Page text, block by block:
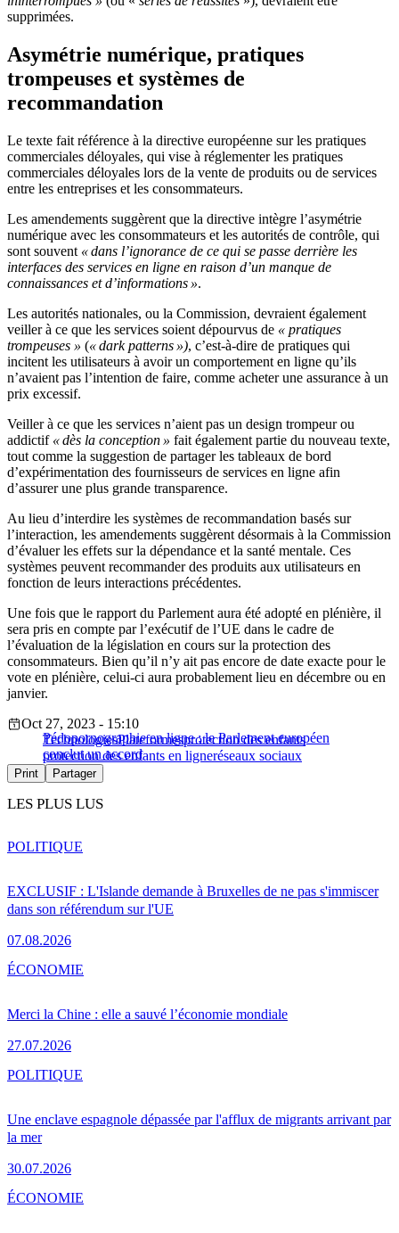
supprimées.
Asymétrie numérique, pratiques
trompeuses et systèmes de
recommandation
Le texte fait référence à la directive européenne sur les pratiques
commerciales déloyales, qui vise à réglementer les pratiques
commerciales déloyales lors de la vente de produits ou de services
entre les entreprises et les consommateurs.
Les amendements suggèrent que la directive intègre l’asymétrie
numérique avec les consommateurs et les autorités de contrôle, qui
sont souvent « dans l’ignorance de ce qui se passe derrière les
interfaces des services en ligne en raison d’un manque de
connaissances et d’informations ».
Les autorités nationales, ou la Commission, devraient également
veiller à ce que les services soient dépourvus de « pratiques
trompeuses » (« dark patterns »), c’est-à-dire de pratiques qui
incitent les utilisateurs à avoir un comportement en ligne qu’ils
n’avaient pas l’intention de faire, comme acheter une assurance à un
prix excessif.
Veiller à ce que les services n’aient pas un design trompeur ou
addictif « dès la conception » fait également partie du nouveau texte,
tout comme la suggestion de partager les tableaux de bord
d’expérimentation des fournisseurs de services en ligne afin
d’assurer une plus grande transparence.
Au lieu d’interdire les systèmes de recommandation basés sur
l’interaction, les amendements suggèrent désormais à la Commission
d’évaluer les effets sur la dépendance et la santé mentale. Ces
systèmes peuvent recommander des produits aux utilisateurs en
fonction de leurs interactions précédentes.
Une fois que le rapport du Parlement aura été adopté en plénière, il
sera pris en compte par l’exécutif de l’UE dans le cadre de
l’évaluation de la législation en cours sur la protection des
consommateurs. Bien qu’il n’y ait pas encore de date exacte pour le
vote en plénière, celui-ci aura probablement lieu en décembre ou en
janvier.
Pédopornographie en ligne : le Parlement européen
conclut un accord
Oct 27, 2023 - 15:10
TechnologiesPlateformesprotection des enfants
protection des enfants en ligneréseaux sociaux
Print Partager
LES PLUS LUS
EXCLUSIF : L'Islande demande à Bruxelles de ne pas s'immiscer
dans son référendum sur l'UE
07.08.2026
POLITIQUE
Merci la Chine : elle a sauvé l’économie mondiale
27.07.2026
ÉCONOMIE
Une enclave espagnole dépassée par l'afflux de migrants arrivant par
la mer
30.07.2026
POLITIQUE
ÉCONOMIE